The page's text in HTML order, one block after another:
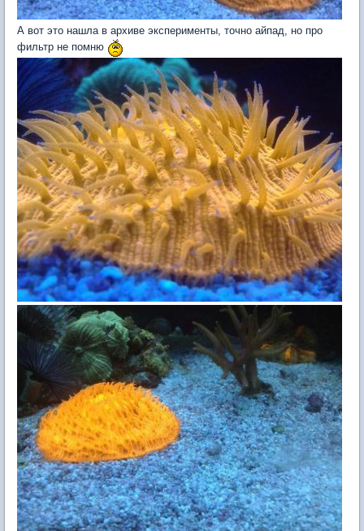
А вот это нашла в архиве эксперименты, точно айпад, но про
фильтр не помню